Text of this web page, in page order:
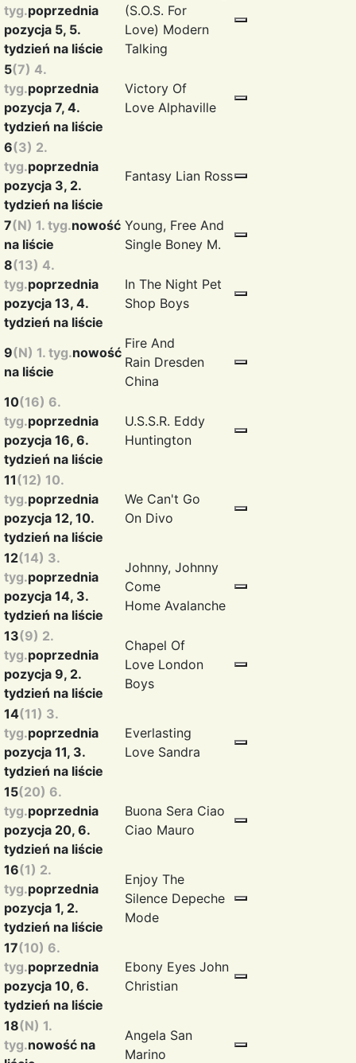
tyg.poprzednia
pozycja 5, 5.
tydzień na liście
(S.O.S. For
Love) Modern
Talking
5(7) 4.
tyg.poprzednia
pozycja 7, 4.
tydzień na liście
Victory Of
Love Alphaville
6(3) 2.
tyg.poprzednia
pozycja 3, 2.
tydzień na liście
Fantasy Lian Ross
7(N) 1. tyg.nowość
na liście
Young, Free And
Single Boney M.
8(13) 4.
tyg.poprzednia
pozycja 13, 4.
tydzień na liście
In The Night Pet
Shop Boys
9(N) 1. tyg.nowość
na liście
Fire And
Rain Dresden
China
10(16) 6.
tyg.poprzednia
pozycja 16, 6.
tydzień na liście
U.S.S.R. Eddy
Huntington
11(12) 10.
tyg.poprzednia
pozycja 12, 10.
tydzień na liście
We Can't Go
On Divo
12(14) 3.
tyg.poprzednia
pozycja 14, 3.
tydzień na liście
Johnny, Johnny
Come
Home Avalanche
13(9) 2.
tyg.poprzednia
pozycja 9, 2.
tydzień na liście
Chapel Of
Love London
Boys
14(11) 3.
tyg.poprzednia
pozycja 11, 3.
tydzień na liście
Everlasting
Love Sandra
15(20) 6.
tyg.poprzednia
pozycja 20, 6.
tydzień na liście
Buona Sera Ciao
Ciao Mauro
16(1) 2.
tyg.poprzednia
pozycja 1, 2.
tydzień na liście
Enjoy The
Silence Depeche
Mode
17(10) 6.
tyg.poprzednia
pozycja 10, 6.
tydzień na liście
Ebony Eyes John
Christian
18(N) 1.
tyg.nowość na
Angela San
Marino